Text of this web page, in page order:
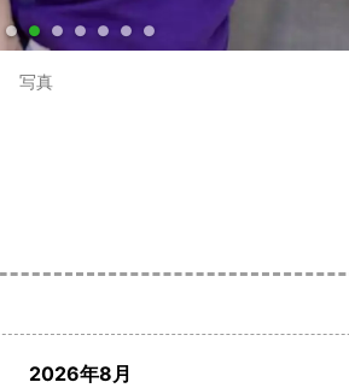
● ● ● ● ● ● ●
写真
2026年8月